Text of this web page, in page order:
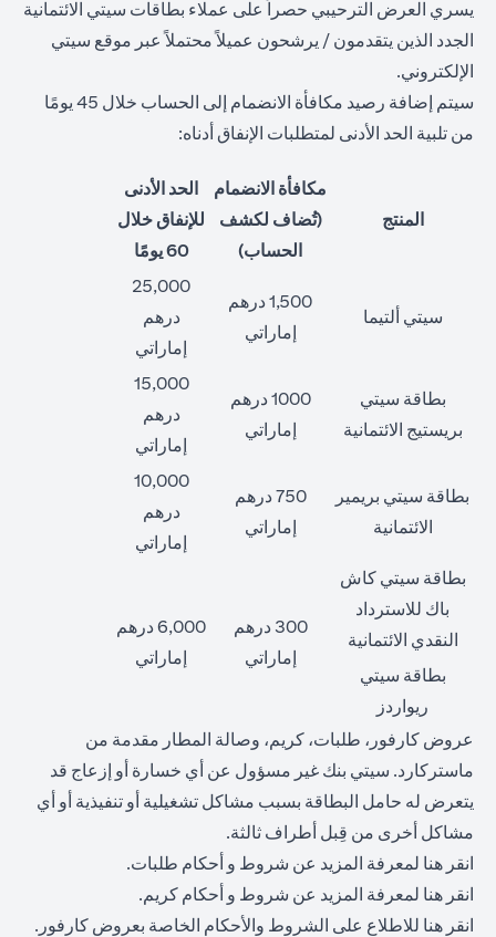
يسري العرض الترحيبي حصراً على عملاء بطاقات سيتي الائتمانية
الجدد الذين يتقدمون / يرشحون عميلاً محتملاً عبر موقع سيتي
الإلكتروني.
سيتم إضافة رصيد مكافأة الانضمام إلى الحساب خلال 45 يومًا
من تلبية الحد الأدنى لمتطلبات الإنفاق أدناه:
المنتج
مكافأة الانضمام
(تُضاف لكشف
الحساب)
الحد الأدنى
للإنفاق خلال
60 يومًا
سيتي ألتيما
1,500 درهم
إماراتي
25,000
درهم
إماراتي
بطاقة سيتي
بريستيج الائتمانية
1000 درهم
إماراتي
15,000
درهم
إماراتي
بطاقة سيتي بريمير
الائتمانية
750 درهم
إماراتي
10,000
درهم
إماراتي
بطاقة سيتي كاش
باك للاسترداد
النقدي الائتمانية
300 درهم
إماراتي
6,000 درهم
إماراتي
بطاقة سيتي
ريواردز
عروض كارفور، طلبات، كريم، وصالة المطار مقدمة من
ماستركارد. سيتي بنك غير مسؤول عن أي خسارة أو إزعاج قد
يتعرض له حامل البطاقة بسبب مشاكل تشغيلية أو تنفيذية أو أي
مشاكل أخرى من قِبل أطراف ثالثة.
انقر هنا لمعرفة المزيد عن شروط و أحكام طلبات.
انقر هنا لمعرفة المزيد عن شروط و أحكام كريم.
انقر هنا للاطلاع على الشروط والأحكام الخاصة بعروض كارفور.